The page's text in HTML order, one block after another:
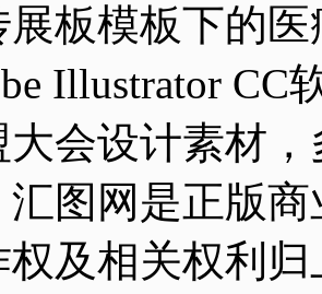
展板模板下的
Illustrator
会设计素材
汇图网是正版
及相关权利